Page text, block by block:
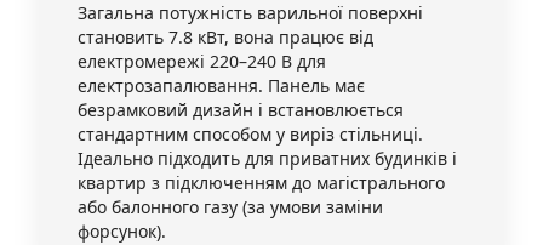
Загальна потужність варильної поверхні
становить 7.8 кВт, вона працює від
електромережі 220–240 В для
електрозапалювання. Панель має
безрамковий дизайн і встановлюється
стандартним способом у виріз стільниці.
Ідеально підходить для приватних будинків і
квартир з підключенням до магістрального
або балонного газу (за умови заміни
форсунок).